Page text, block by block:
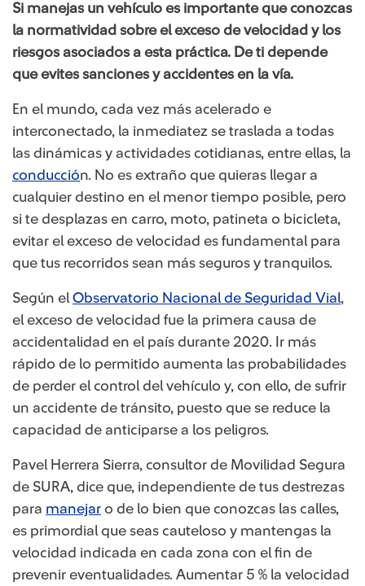
Si manejas un vehículo es importante que conozcas
la normatividad sobre el exceso de velocidad y los
riesgos asociados a esta práctica. De ti depende
que evites sanciones y accidentes en la vía.
En el mundo, cada vez más acelerado e
interconectado, la inmediatez se traslada a todas
las dinámicas y actividades cotidianas, entre ellas, la
conducción. No es extraño que quieras llegar a
cualquier destino en el menor tiempo posible, pero
si te desplazas en carro, moto, patineta o bicicleta,
evitar el exceso de velocidad es fundamental para
que tus recorridos sean más seguros y tranquilos.
Según el Observatorio Nacional de Seguridad Vial,
el exceso de velocidad fue la primera causa de
accidentalidad en el país durante 2020. Ir más
rápido de lo permitido aumenta las probabilidades
de perder el control del vehículo y, con ello, de sufrir
un accidente de tránsito, puesto que se reduce la
capacidad de anticiparse a los peligros.
Pavel Herrera Sierra, consultor de Movilidad Segura
de SURA, dice que, independiente de tus destrezas
para manejar o de lo bien que conozcas las calles,
es primordial que seas cauteloso y mantengas la
velocidad indicada en cada zona con el fin de
prevenir eventualidades. Aumentar 5 % la velocidad